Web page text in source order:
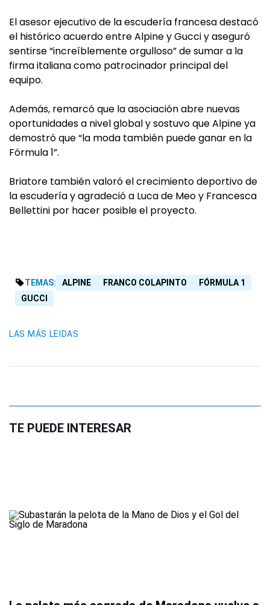
El asesor ejecutivo de la escudería francesa destacó
el histórico acuerdo entre Alpine y Gucci y aseguró
sentirse “increíblemente orgulloso” de sumar a la
firma italiana como patrocinador principal del
equipo.
Además, remarcó que la asociación abre nuevas
oportunidades a nivel global y sostuvo que Alpine ya
demostró que “la moda también puede ganar en la
Fórmula 1”.
Briatore también valoró el crecimiento deportivo de
la escudería y agradeció a Luca de Meo y Francesca
Bellettini por hacer posible el proyecto.
TEMAS: ALPINE FRANCO COLAPINTO
FÓRMULA 1
GUCCI
LAS MÁS LEIDAS
TE PUEDE INTERESAR